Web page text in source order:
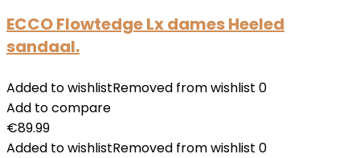
ECCO Flowtedge Lx dames Heeled
sandaal.
Added to wishlistRemoved from wishlist 0
Add to compare
€89.99
Added to wishlistRemoved from wishlist 0